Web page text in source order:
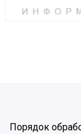
Порядок